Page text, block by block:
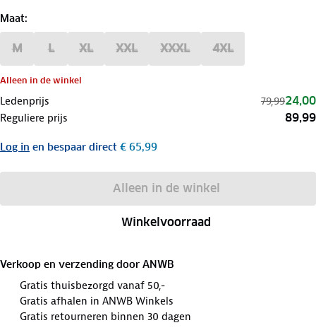
Maat:
M L XL XXL XXXL 4XL
Alleen in de winkel
Ledenprijs 79,9924,00
Reguliere prijs 89,99
Log in en bespaar direct € 65,99
Alleen in de winkel
Winkelvoorraad
Verkoop en verzending door ANWB
Gratis thuisbezorgd vanaf 50,-
Gratis afhalen in ANWB Winkels
Gratis retourneren binnen 30 dagen